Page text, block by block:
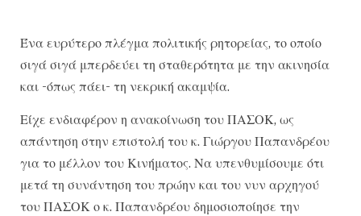
Ένα ευρύτερο πλέγμα πολιτικής ρητορείας, το οποίο
σιγά σιγά μπερδεύει τη σταθερότητα με την ακινησία
και -όπως πάει- τη νεκρική ακαμψία.
Είχε ενδιαφέρον η ανακοίνωση του ΠΑΣΟΚ, ως
απάντηση στην επιστολή του κ. Γιώργου Παπανδρέου
για το μέλλον του Κινήματος. Να υπενθυμίσουμε ότι
μετά τη συνάντηση του πρώην και του νυν αρχηγού
του ΠΑΣΟΚ ο κ. Παπανδρέου δημοσιοποίησε την